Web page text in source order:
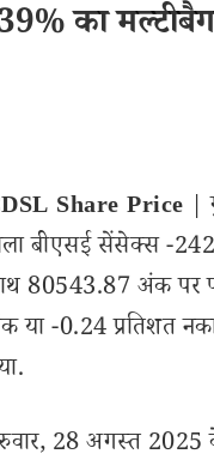
का मल्टीबैगर
Share Price |
बीएसई सेंसेक्स -
80543.87 अंक पर
या -0.24 प्रतिशत
28 अगस्त 2025